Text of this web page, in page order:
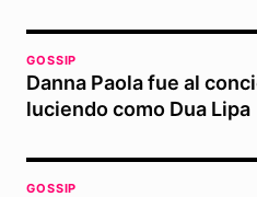
GOSSIP
Danna Paola fue al
luciendo como Dua Lipa
GOSSIP